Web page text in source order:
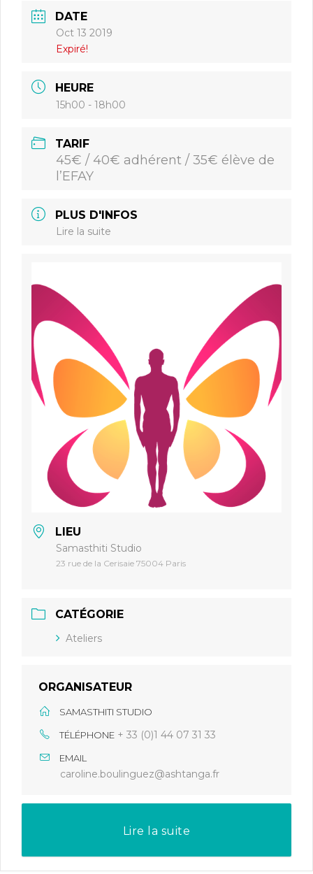
DATE
Oct 13 2019
Expiré!
HEURE
15h00 - 18h00
TARIF
45€ / 40€ adhérent / 35€ élève de
l’EFAY
PLUS D'INFOS
Lire la suite
LIEU
Samasthiti Studio
23 rue de la Cerisaie 75004 Paris
CATÉGORIE
Ateliers
ORGANISATEUR
SAMASTHITI STUDIO
TÉLÉPHONE + 33 (0)1 44 07 31 33
EMAIL
caroline.boulinguez@ashtanga.fr
Lire la suite